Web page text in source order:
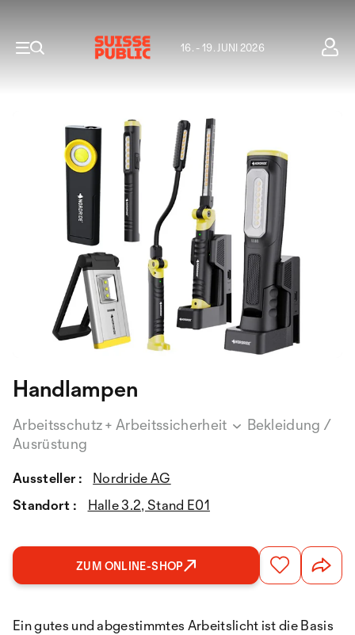
16. - 19. JUNI 2026
Handlampen
Arbeitsschutz + Arbeitssicherheit
Bekleidung /
Ausrüstung
Aussteller :
Nordride AG
Standort :
Halle 3.2, Stand E01
ZUM ONLINE-SHOP
Ein gutes und abgestimmtes Arbeitslicht ist die Basis